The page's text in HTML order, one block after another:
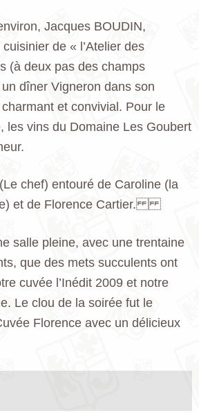
Jacques BOUDIN,
de « l’Atelier des
(à deux pas des champs
dîner Vigneron dans son
et convivial. Pour le
les vins du Domaine Les Goubert
salle pleine, avec une trentaine
que des mets succulents ont
cuvée l’Inédit 2009 et notre
Le clou de la soirée fut le
Florence avec un délicieux